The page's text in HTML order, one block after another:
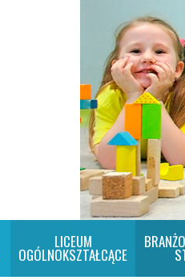
LICEUM
OGÓLNOKSZTAŁCĄCE